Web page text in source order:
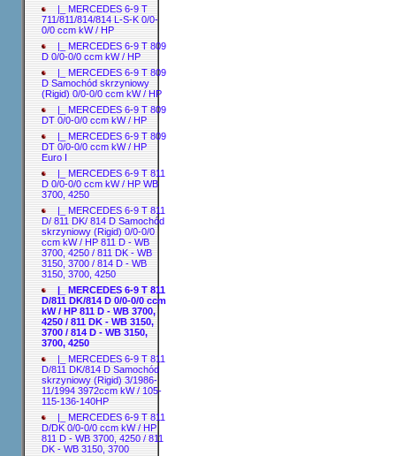
|_ MERCEDES 6-9 T
711/811/814/814 L-S-K 0/0-
0/0 ccm kW / HP
|_ MERCEDES 6-9 T 809
D 0/0-0/0 ccm kW / HP
|_ MERCEDES 6-9 T 809
D Samochód skrzyniowy
(Rigid) 0/0-0/0 ccm kW / HP
|_ MERCEDES 6-9 T 809
DT 0/0-0/0 ccm kW / HP
|_ MERCEDES 6-9 T 809
DT 0/0-0/0 ccm kW / HP
Euro I
|_ MERCEDES 6-9 T 811
D 0/0-0/0 ccm kW / HP WB
3700, 4250
|_ MERCEDES 6-9 T 811
D/ 811 DK/ 814 D Samochód
skrzyniowy (Rigid) 0/0-0/0
ccm kW / HP 811 D - WB
3700, 4250 / 811 DK - WB
3150, 3700 / 814 D - WB
3150, 3700, 4250
|_ MERCEDES 6-9 T 811
D/811 DK/814 D 0/0-0/0 ccm
kW / HP 811 D - WB 3700,
4250 / 811 DK - WB 3150,
3700 / 814 D - WB 3150,
3700, 4250
|_ MERCEDES 6-9 T 811
D/811 DK/814 D Samochód
skrzyniowy (Rigid) 3/1986-
11/1994 3972ccm kW / 105-
115-136-140HP
|_ MERCEDES 6-9 T 811
D/DK 0/0-0/0 ccm kW / HP
811 D - WB 3700, 4250 / 811
DK - WB 3150, 3700